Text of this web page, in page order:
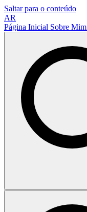
Saltar para o conteúdo
AR
Página Inicial Sobre Mim